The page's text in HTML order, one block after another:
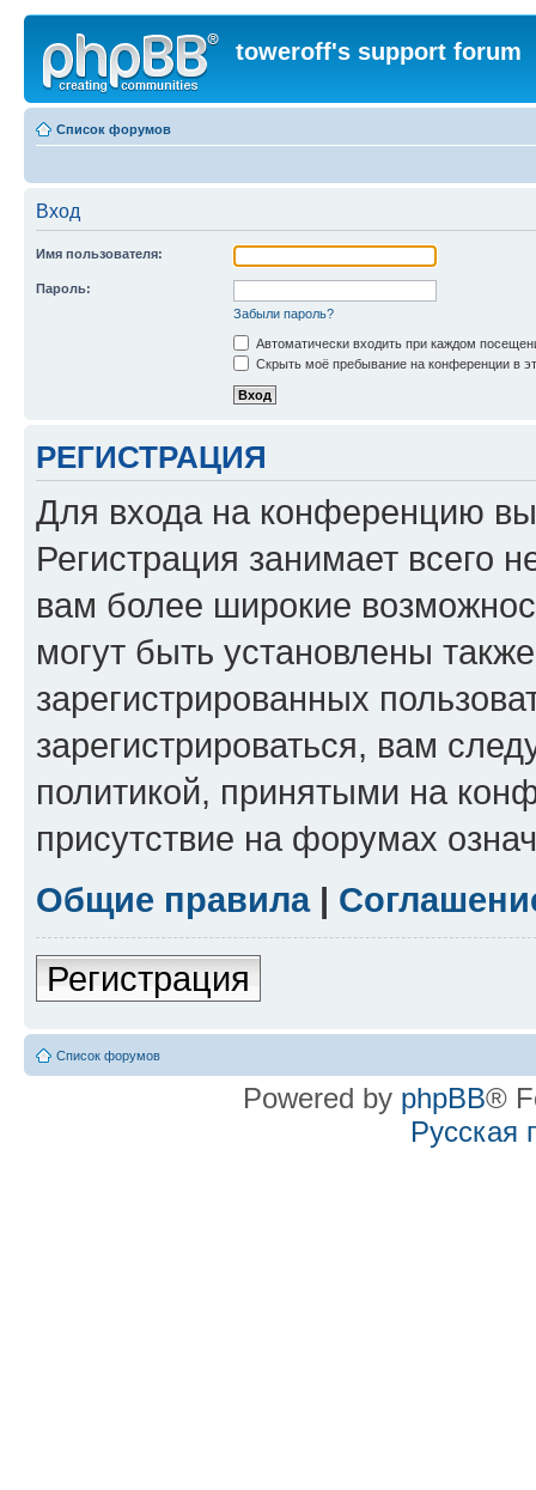
toweroff's support forum
Список форумов
Вход
Имя пользователя:
Пароль:
Забыли пароль?
Автоматически входить при каждом
Скрыть моё пребывание на конференции в
РЕГИСТРАЦИЯ
Для входа на конференцию
Регистрация занимает всего
вам более широкие
могут быть установлены
зарегистрированных
зарегистрироваться, вам
политикой, принятыми на
присутствие на форумах
Общие правила|
Регистрация
Список форумов
Powered by phpBB®
Русская